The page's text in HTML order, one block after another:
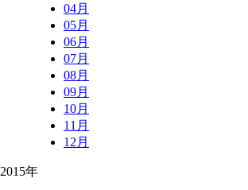
04月
05月
06月
07月
08月
09月
10月
11月
12月
2015年